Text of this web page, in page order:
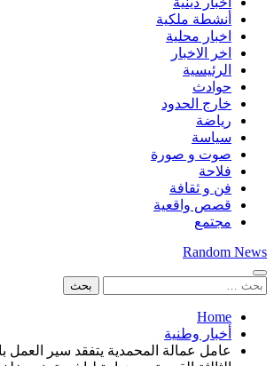
أنشطة ملكية
اخبار محلية
اخر الاخبار
الرئيسية
حوادث
خارج الحدود
رياضة
سياسة
صوت و صورة
فلاحة
فن و ثقافة
قصص واقعية
مجتمع
Random News
البحث
Home
أخبار وطنية
عامل عمالة المحمدية يتفقد سير العمل